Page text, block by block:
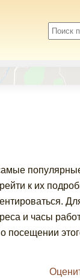
к их
и часы
посещении